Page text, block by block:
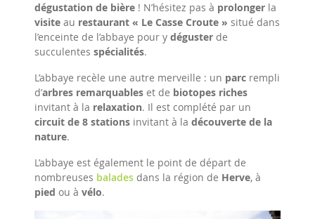
dégustation de bière ! N’hésitez pas à prolonger la
visite au restaurant « Le Casse Croute » situé dans
l’enceinte de l’abbaye pour y déguster de
succulentes spécialités.
L’abbaye recèle une autre merveille : un parc rempli
d’arbres remarquables et de biotopes riches
invitant à la relaxation. Il est complété par un
circuit de 8 stations invitant à la découverte de la
nature.
L’abbaye est également le point de départ de
nombreuses balades dans la région de Herve, à
pied ou à vélo.